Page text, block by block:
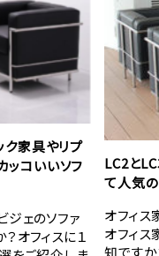
ク家具やリプ
ッコいいソフ
ェのソファ
オフィスに１
LC2と
て人気の
オフィ
オフィ
知ですか